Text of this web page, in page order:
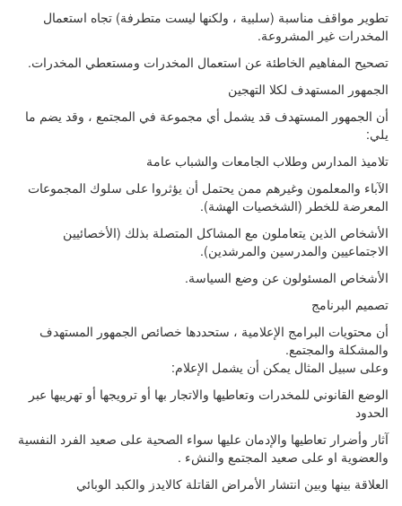
تطوير مواقف مناسبة (سلبية ، ولكنها ليست متطرفة) تجاه استعمال
المخدرات غير المشروعة.
تصحيح المفاهيم الخاطئة عن استعمال المخدرات ومستعطي المخدرات.
الجمهور المستهدف لكلا التهجين
أن الجمهور المستهدف قد يشمل أي مجموعة في المجتمع ، وقد يضم ما
يلي:
تلاميذ المدارس وطلاب الجامعات والشباب عامة
الآباء والمعلمون وغيرهم ممن يحتمل أن يؤثروا على سلوك المجموعات
المعرضة للخطر (الشخصيات الهشة).
الأشخاص الذين يتعاملون مع المشاكل المتصلة بذلك (الأخصائيين
الاجتماعيين والمدرسين والمرشدين).
الأشخاص المسئولون عن وضع السياسة.
تصميم البرنامج
أن محتويات البرامج الإعلامية ، ستحددها خصائص الجمهور المستهدف
والمشكلة والمجتمع.
وعلى سبيل المثال يمكن أن يشمل الإعلام:
الوضع القانوني للمخدرات وتعاطيها والاتجار بها أو ترويجها أو تهريبها عبر
الحدود
آثار وأضرار تعاطيها والإدمان عليها سواء الصحية على صعيد الفرد النفسية
والعضوية او على صعيد المجتمع والنشء .
العلاقة بينها وبين انتشار الأمراض القاتلة كالايدز والكبد الوبائي